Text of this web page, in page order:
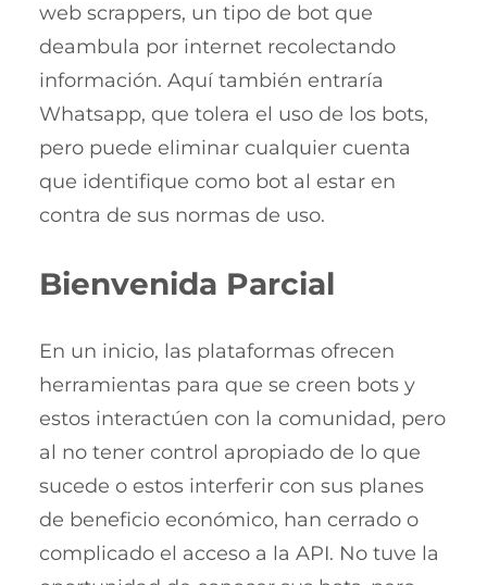
web scrappers, un tipo de bot que
deambula por internet recolectando
información. Aquí también entraría
Whatsapp, que tolera el uso de los bots,
pero puede eliminar cualquier cuenta
que identifique como bot al estar en
contra de sus normas de uso.
Bienvenida Parcial
En un inicio, las plataformas ofrecen
herramientas para que se creen bots y
estos interactúen con la comunidad, pero
al no tener control apropiado de lo que
sucede o estos interferir con sus planes
de beneficio económico, han cerrado o
complicado el acceso a la API. No tuve la